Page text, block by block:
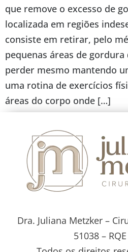
que remove o excesso de
localizada em regiões
consiste em retirar, pelo
pequenas áreas de
perder mesmo mantendo
uma rotina de exercícios
áreas do corpo onde […]
Dra. Juliana Metzker –
51038 –